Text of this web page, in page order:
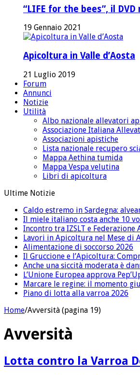
“LIFE for the bees”, il
19 Gennaio 2021
Apicoltura in Valle d’Aosta
21 Luglio 2019
Forum
Annunci
Notizie
Utilità
Albo nazionale allevatori
Associazione Italiana
Associazioni apistiche
Lista nazionale recupero
Mappa Aethina tumida
Mappa Vespa velutina
Libri di apicoltura
Ultime Notizie
Caldo estremo in Sardegna:
Il miele italiano costa anche 10
Incontro tra IZSLT e
Lavori in Apicoltura nel Mese di
Alimentazione di soccorso 2026
Il Gruccione e l’Apicoltura:
Anche una siccità moderata è
L’Unione Europea approva
Marcare le regine: il momento
Piano di lotta alla varroa 2026
Home/Avversità (pagina 19)
Avversità
Lotta contro la Varroa